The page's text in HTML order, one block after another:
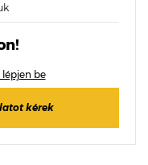
lépjen be
kérek